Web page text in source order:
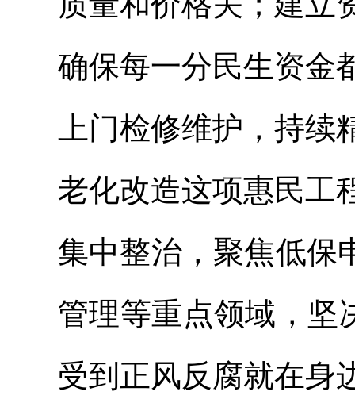
确保每一分民生资金
上门检修维护，持
老化改造这项惠民工
集中整治，聚焦低保
管理等重点领域，坚
受到正风反腐就在身